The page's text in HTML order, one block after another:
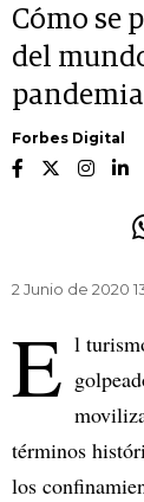
Cómo se
del
pandemia
Forbes Digital
2 Junio de 2020
E l
términos
los